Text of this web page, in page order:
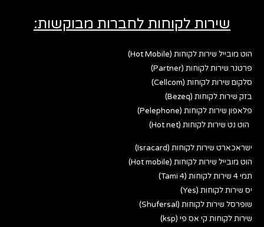
שירות לקוחות לחברות מבוקשות:
הוט מובייל שירות לקוחות (Hot Mobile)
פרטנר שירות לקוחות (Partner)
סלקום שירות לקוחות (Cellcom)
בזק שירות לקוחות (Bezeq)
פלאפון שירות לקוחות (Pelephone)
הוט נט שירות לקוחות (Hot net)
ישראכארט שירות לקוחות (Isracard)
הוט מובייל שירות לקוחות (Hot mobile)
תמי 4 שירות לקוחות (Tami 4)
יס שירות לקוחות (Yes)
שופרסל שירות לקוחות (Shufersal)
שירות לקוחות קי אס פי (ksp)